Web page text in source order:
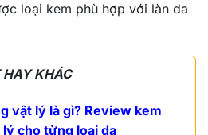
loại kem phù hợp với làn da
HAY KHÁC
vật lý là gì? Review kem
cho từng loại da